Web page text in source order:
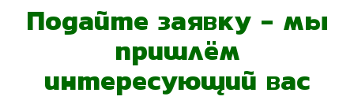
Подайте заявку - мы
пришлём
интересующий вас